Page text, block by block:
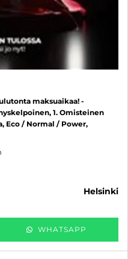
maksuaikaa! -
1. Omisteinen
Eco / Normal / Power,
helsinki
WHATSAPP